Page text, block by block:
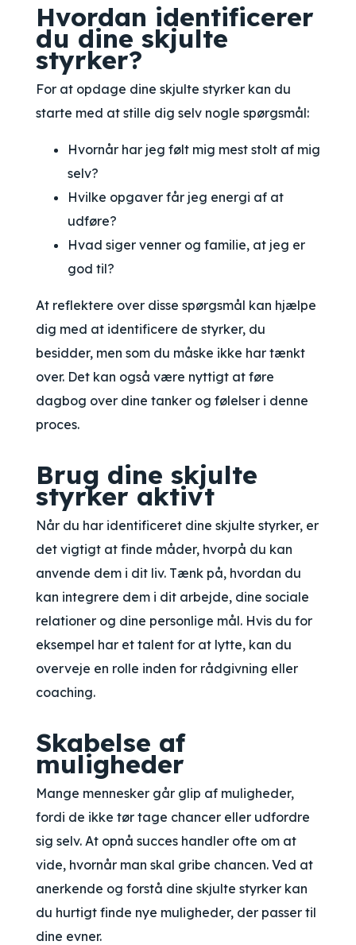
Hvordan identificerer
du dine skjulte
styrker?
For at opdage dine skjulte styrker kan du
starte med at stille dig selv nogle spørgsmål:
Hvornår har jeg følt mig mest stolt af mig
selv?
Hvilke opgaver får jeg energi af at
udføre?
Hvad siger venner og familie, at jeg er
god til?
At reflektere over disse spørgsmål kan hjælpe
dig med at identificere de styrker, du
besidder, men som du måske ikke har tænkt
over. Det kan også være nyttigt at føre
dagbog over dine tanker og følelser i denne
proces.
Brug dine skjulte
styrker aktivt
Når du har identificeret dine skjulte styrker, er
det vigtigt at finde måder, hvorpå du kan
anvende dem i dit liv. Tænk på, hvordan du
kan integrere dem i dit arbejde, dine sociale
relationer og dine personlige mål. Hvis du for
eksempel har et talent for at lytte, kan du
overveje en rolle inden for rådgivning eller
coaching.
Skabelse af
muligheder
Mange mennesker går glip af muligheder,
fordi de ikke tør tage chancer eller udfordre
sig selv. At opnå succes handler ofte om at
vide, hvornår man skal gribe chancen. Ved at
anerkende og forstå dine skjulte styrker kan
du hurtigt finde nye muligheder, der passer til
dine evner.